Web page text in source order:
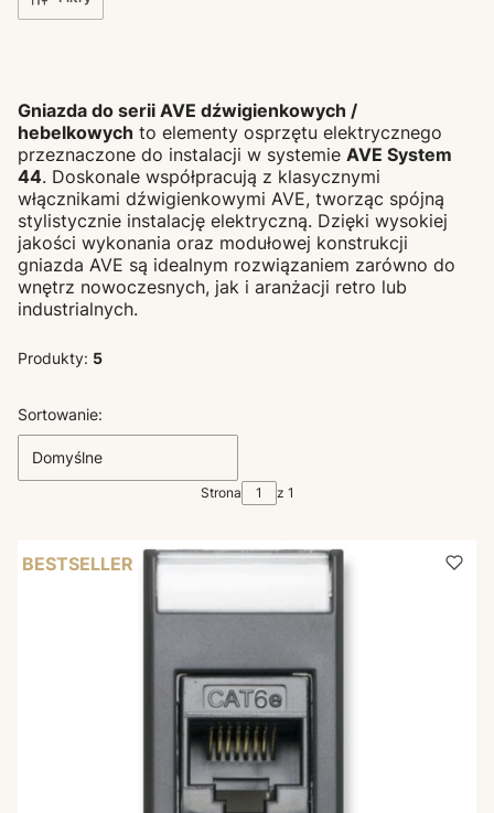
Gniazda do serii AVE dźwigienkowych /
hebelkowych to elementy osprzętu elektrycznego
przeznaczone do instalacji w systemie AVE System
44. Doskonale współpracują z klasycznymi
włącznikami dźwigienkowymi AVE, tworząc spójną
stylistycznie instalację elektryczną. Dzięki wysokiej
jakości wykonania oraz modułowej konstrukcji
gniazda AVE są idealnym rozwiązaniem zarówno do
wnętrz nowoczesnych, jak i aranżacji retro lub
industrialnych.
Produkty: 5
Lista produktów
Sortowanie:
Domyślne
Strona z 1
BESTSELLER